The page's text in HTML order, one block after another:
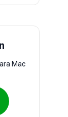
Mac